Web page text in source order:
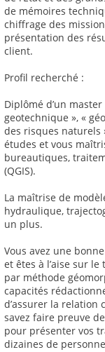
de mémoires
chiffrage des
présentation des
client.
Profil recherché :
Diplômé d’un
geotechnique », «
des risques naturels
études et vous
bureautiques,
(QGIS).
La maîtrise de
hydraulique,
un plus.
Vous avez une
et êtes à l’aise sur
par méthode
capacités
d’assurer la relation
savez faire preuve
pour présenter vos
dizaines de